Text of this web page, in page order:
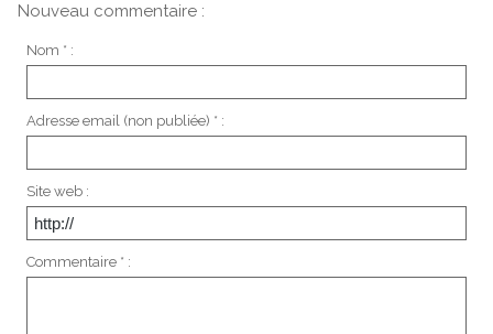
Nouveau commentaire :
Nom * :
Adresse email (non publiée) * :
Site web :
Commentaire * :